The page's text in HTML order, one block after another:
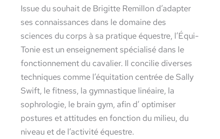
Issue du souhait de Brigitte Remillon d’adapter
ses connaissances dans le domaine des
sciences du corps à sa pratique équestre, l’Équi-
Tonie est un enseignement spécialisé dans le
fonctionnement du cavalier. Il concilie diverses
techniques comme l’équitation centrée de Sally
Swift, le fitness, la gymnastique linéaire, la
sophrologie, le brain gym, afin d’ optimiser
postures et attitudes en fonction du milieu, du
niveau et de l’activité équestre.